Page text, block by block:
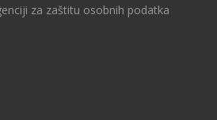
za zaštitu osobnih podatka